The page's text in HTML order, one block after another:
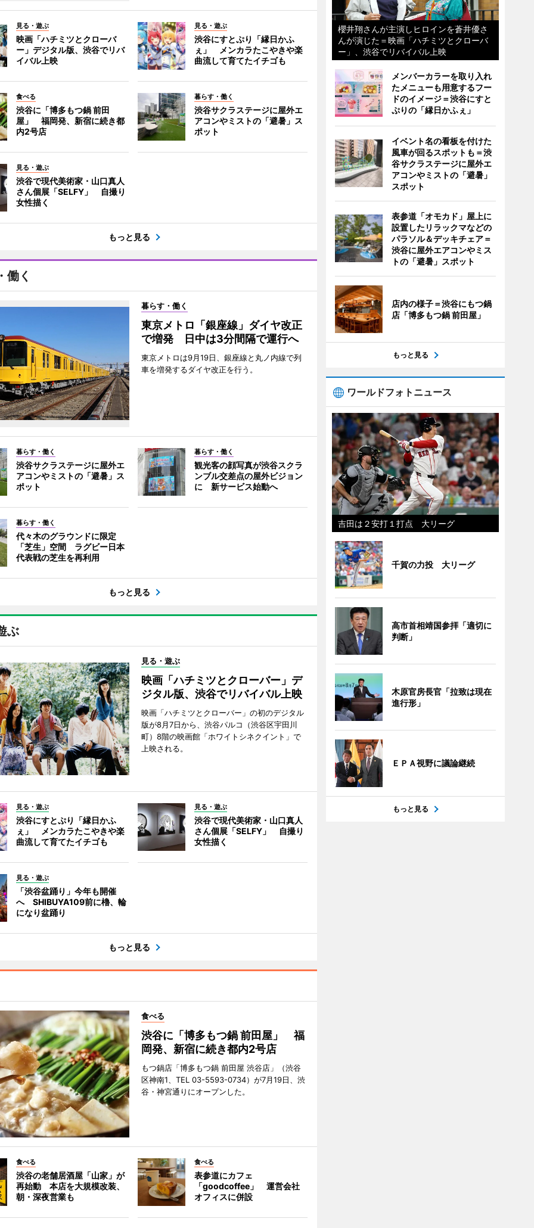
見る・遊ぶ
映画「ハチミツとクローバ
ー」デジタル版、渋谷でリバ
イバル上映
見る・遊ぶ
渋谷にすとぷり「縁日かふ
ぇ」 メンカラたこやきや楽
曲流して育てたイチゴも
食べる
渋谷に「博多もつ鍋 前田
屋」 福岡発、新宿に続き都
内2号店
暮らす・働く
渋谷サクラステージに屋外エ
アコンやミストの「避暑」ス
ポット
見る・遊ぶ
渋谷で現代美術家・山口真人
さん個展「SELFY」 自撮り
女性描く
もっと見る
働く
暮らす・働く
東京メトロ「銀座線」ダイヤ改正
で増発 日中は3分間隔で運行へ
東京メトロは9月19日、銀座線と丸ノ内線で列
車を増発するダイヤ改正を行う。
暮らす・働く
渋谷サクラステージに屋外エ
アコンやミストの「避暑」ス
ポット
暮らす・働く
観光客の顔写真が渋谷スクラ
ンブル交差点の屋外ビジョン
に 新サービス始動へ
暮らす・働く
代々木のグラウンドに限定
「芝生」空間 ラグビー日本
代表戦の芝生を再利用
もっと見る
ぶ
見る・遊ぶ
映画「ハチミツとクローバー」デ
ジタル版、渋谷でリバイバル上映
映画「ハチミツとクローバー」の初のデジタル
版が8月7日から、渋谷パルコ（渋谷区宇田川
町）8階の映画館「ホワイトシネクイント」で
上映される。
見る・遊ぶ
渋谷にすとぷり「縁日かふ
ぇ」 メンカラたこやきや楽
曲流して育てたイチゴも
見る・遊ぶ
渋谷で現代美術家・山口真人
さん個展「SELFY」 自撮り
女性描く
見る・遊ぶ
「渋谷盆踊り」今年も開催
へ SHIBUYA109前に櫓、輪
になり盆踊り
もっと見る
食べる
渋谷に「博多もつ鍋 前田屋」 福
岡発、新宿に続き都内2号店
もつ鍋店「博多もつ鍋 前田屋 渋谷店」（渋谷
区神南1、TEL 03-5593-0734）が7月19日、渋
谷・神宮通りにオープンした。
食べる
渋谷の老舗居酒屋「山家」が
再始動 本店を大規模改装、
朝・深夜営業も
食べる
表参道にカフェ
「goodcoffee」 運営会社
オフィスに併設
櫻井翔さんが主演しヒロインを蒼井優さ
んが演じた＝映画「ハチミツとクローバ
ー」、渋谷でリバイバル上映
メンバーカラーを取り入れ
たメニューも用意するフー
ドのイメージ＝渋谷にすと
ぷりの「縁日かふぇ」
イベント名の看板を付けた
風車が回るスポットも＝渋
谷サクラステージに屋外エ
アコンやミストの「避暑」
スポット
表参道「オモカド」屋上に
設置したリラックマなどの
パラソル＆デッキチェア＝
渋谷に屋外エアコンやミス
トの「避暑」スポット
店内の様子＝渋谷にもつ鍋
店「博多もつ鍋 前田屋」
もっと見る
ワールドフォトニュース
吉田は２安打１打点 大リーグ
千賀の力投 大リーグ
高市首相靖国参拝「適切に
判断」
木原官房長官「拉致は現在
進行形」
ＥＰＡ視野に議論継続
もっと見る